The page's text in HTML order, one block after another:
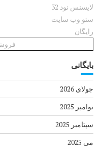
لایسنس نود 32
سئو وب سایت
رایگان
بایگانی
جولای 2026
نوامبر 2025
سپتامبر 2025
می 2025